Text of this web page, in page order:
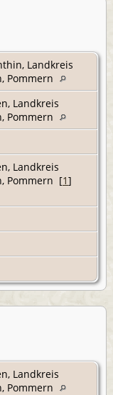
Landkreis
Pommern
Landkreis
Pommern
Landkreis
Pommern [1]
Landkreis
Pommern